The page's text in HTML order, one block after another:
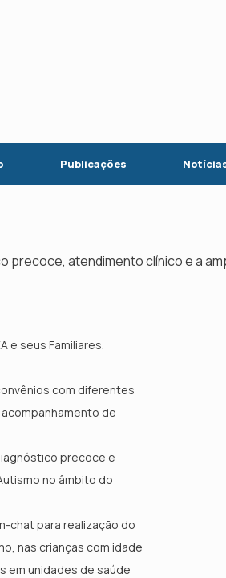
Publicações
atendimento clínico e a
e seus Familiares.
com diferentes
de
precoce e
no âmbito do
chat para realização do
nas crianças com idade
em unidades de saúde